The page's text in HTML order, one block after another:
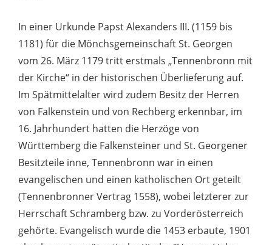
In einer Urkunde Papst Alexanders III. (1159 bis
1181) für die Mönchsgemeinschaft St. Georgen
vom 26. März 1179 tritt erstmals „Tennenbronn mit
der Kirche“ in der historischen Überlieferung auf.
Im Spätmittelalter wird zudem Besitz der Herren
von Falkenstein und von Rechberg erkennbar, im
16. Jahrhundert hatten die Herzöge von
Württemberg die Falkensteiner und St. Georgener
Besitzteile inne, Tennenbronn war in einen
evangelischen und einen katholischen Ort geteilt
(Tennenbronner Vertrag 1558), wobei letzterer zur
Herrschaft Schramberg bzw. zu Vorderösterreich
gehörte. Evangelisch wurde die 1453 erbaute, 1901